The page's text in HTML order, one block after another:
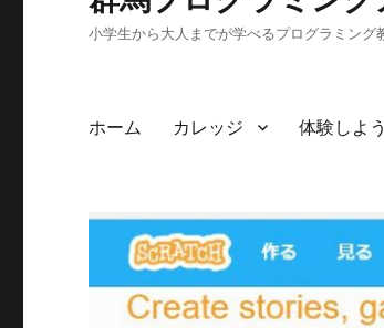
小学生から大人までが学べるプログラミング
ホーム カレッジ 体験しよう